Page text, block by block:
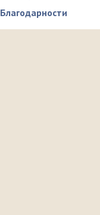
Благодарности